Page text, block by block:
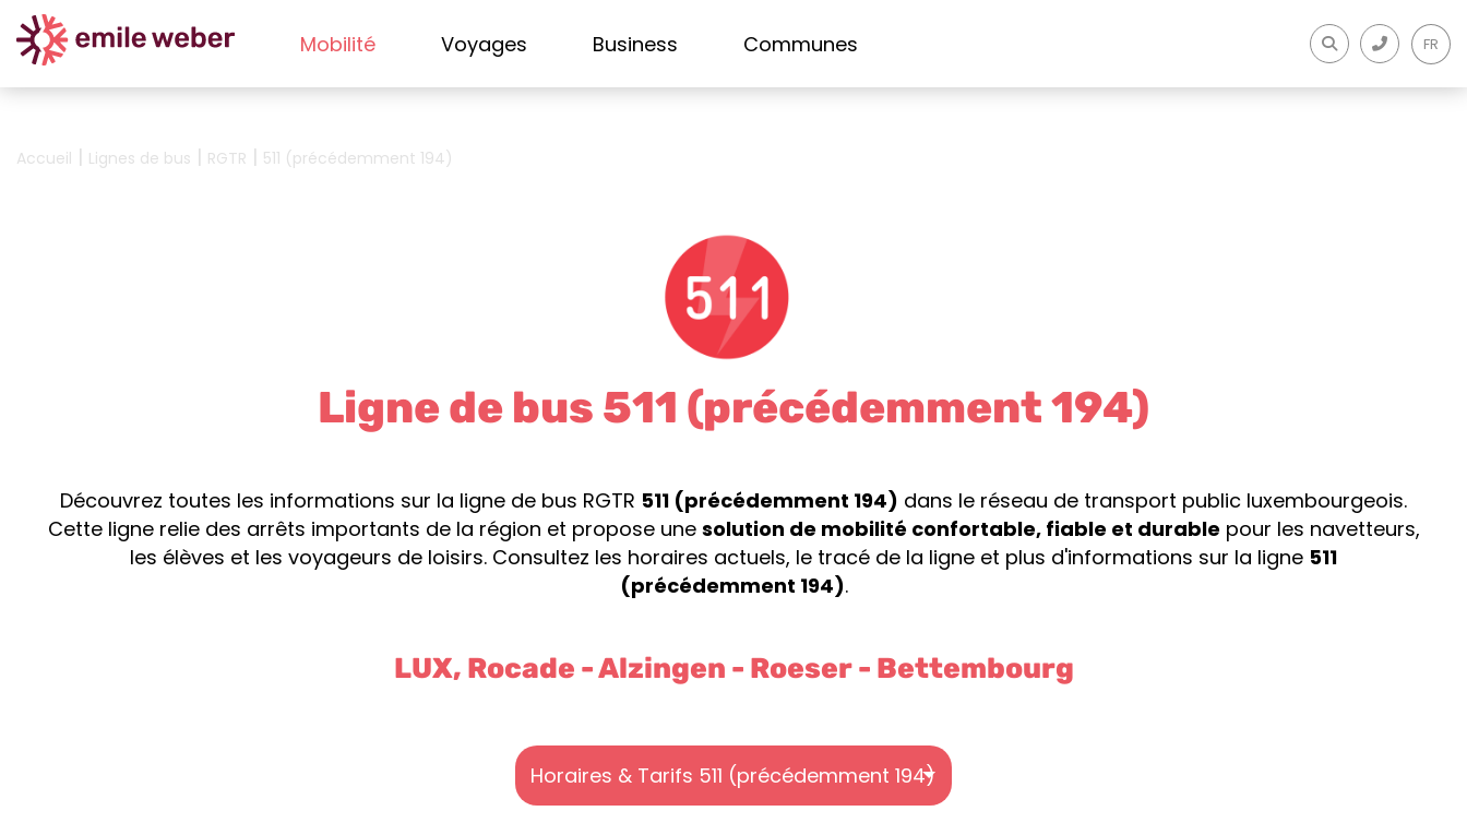
Mobilité Voyages Business Communes FR
Accueil | Lignes de bus | RGTR | 511 (précédemment 194)
Ligne de bus 511 (précédemment 194)
Découvrez toutes les informations sur la ligne de bus RGTR 511 (précédemment 194) dans le réseau de transport public luxembourgeois.
Cette ligne relie des arrêts importants de la région et propose une solution de mobilité confortable, fiable et durable pour les navetteurs,
les élèves et les voyageurs de loisirs. Consultez les horaires actuels, le tracé de la ligne et plus d'informations sur la ligne 511
(précédemment 194).
LUX, Rocade - Alzingen - Roeser - Bettembourg
Horaires & Tarifs 511 (précédemment 194)